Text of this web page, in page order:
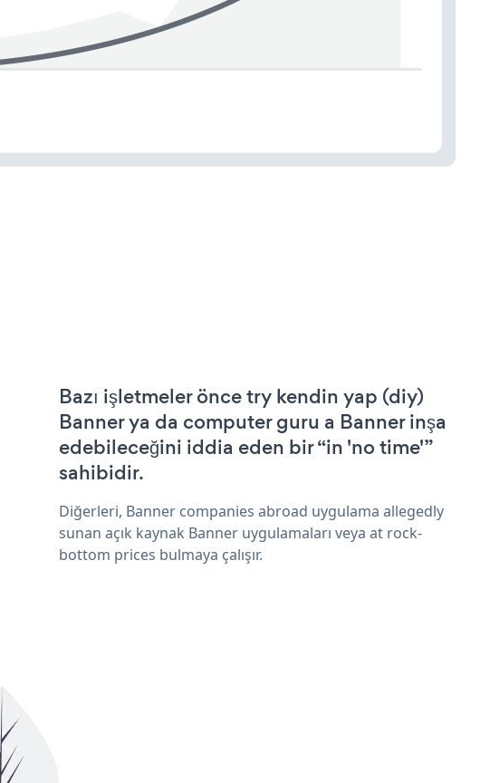
Bazı işletmeler önce try kendin yap (diy)
Banner ya da computer guru a Banner inşa
edebileceğini iddia eden bir “in 'no time'”
sahibidir.
Diğerleri, Banner companies abroad uygulama allegedly
sunan açık kaynak Banner uygulamaları veya at rock-
bottom prices bulmaya çalışır.